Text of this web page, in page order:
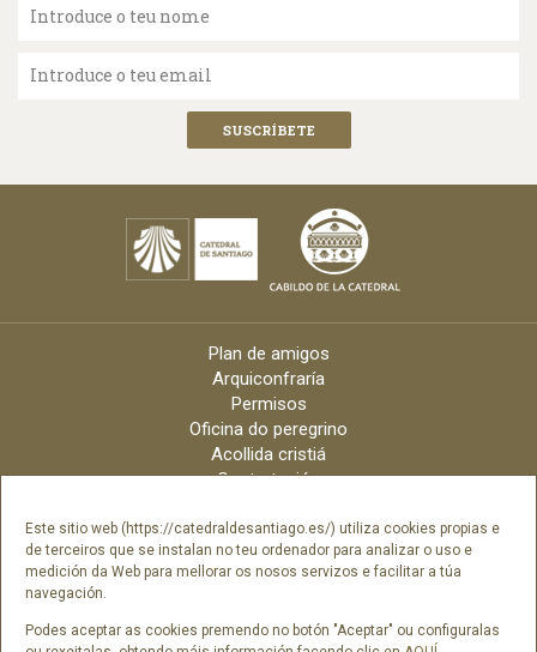
Este sitio web (https://catedraldesantiago.es/) utiliza cookies propias e
de terceiros que se instalan no teu ordenador para analizar o uso e
medición da Web para mellorar os nosos servizos e facilitar a túa
navegación.
Podes aceptar as cookies premendo no botón "Aceptar" ou configuralas
Introduce o teu nome
Introduce o teu email
Plan de amigos
Arquiconfraría
Permisos
Oficina do peregrino
Acollida cristiá
Contratación
Arquidiócese
Créditos
Catálogo Dixital